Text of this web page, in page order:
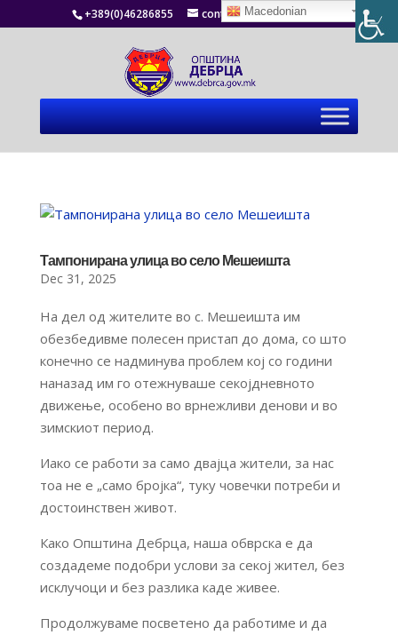
+389(0)46286855 contact@debrca.gov.mk
Тампонирана улица во село Мешеишта
Dec 31, 2025
На дел од жителите во с. Мешеишта им
обезбедивме полесен пристап до дома, со што
конечно се надминува проблем кој со години
наназад им го отежнуваше секојдневното
движење, особено во врнежливи денови и во
зимскиот период.
Иако се работи за само двајца жители, за нас
тоа не е „само бројка“, туку човечки потреби и
достоинствен живот.
Како Општина Дебрца, наша обврска е да
создадеме подобри услови за секој жител, без
исклучоци и без разлика каде живее.
Продолжуваме посветено да работиме и да
Macedonian